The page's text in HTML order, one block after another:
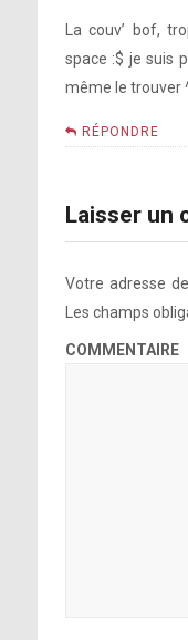
La couv’ bof,
space :$ je suis
même le trouver
RÉPONDRE
Laisser un
Votre adresse
Les champs
COMMENTAIRE